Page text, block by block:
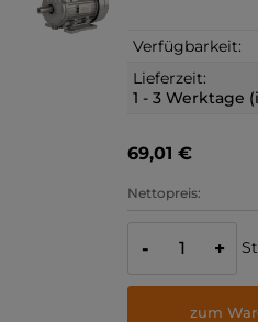
Verfügbarkeit:
Lieferzeit:
1 - 3 Werktage
69,01 €
Nettopreis:
- +
zum